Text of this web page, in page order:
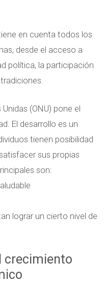
en cuenta todos los
desde el acceso a
política, la participación
(ONU) pone el
El desarrollo es un
tienen posibilidad
sus propias
son:
lograr un cierto nivel de